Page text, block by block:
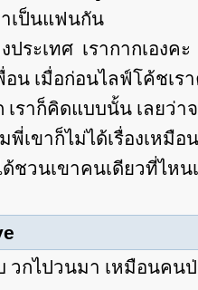
เป็นแฟนกัน
งประเทศ เรากากเอง
อน เมื่อก่อนไลฟ์โค้ชเ
เราก็คิดแบบนั้น เลยว่
พี่เขาก็ไม่ได้เรื่องเหมื
ด้ชวนเขาคนเดียวที่ไห
กไปวนมา เหมือนคนป่